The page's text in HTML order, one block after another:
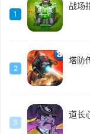
1
战场
2
塔防
3
道长